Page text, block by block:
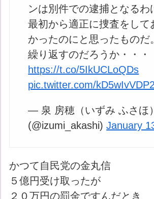
ンは別件での逮捕となるわ
最初から適正に捜査をして
かったのにと思ったものだ
繰り返すのだろうか・・・
https://t.co/5IkUCLoQDs
pic.twitter.com/kD5wIvVDP2
— 泉 房穂（いずみ ふさほ）
(@izumi_akashi)January
かつて自民党の金丸信
５億円受け取ったが
２０万円の罰金ですんだとき